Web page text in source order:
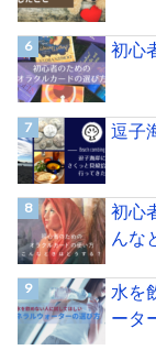
初心
逗子
初心
んな
水を
ータ